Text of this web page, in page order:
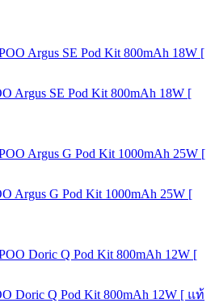
Argus SE Pod Kit 800mAh 18W [
Argus G Pod Kit 1000mAh 25W [
Doric Q Pod Kit 800mAh 12W [ แท้